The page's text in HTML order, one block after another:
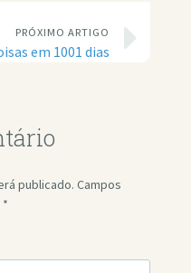
PRÓXIMO ARTIGO
em 1001 dias
publicado. Campos
*